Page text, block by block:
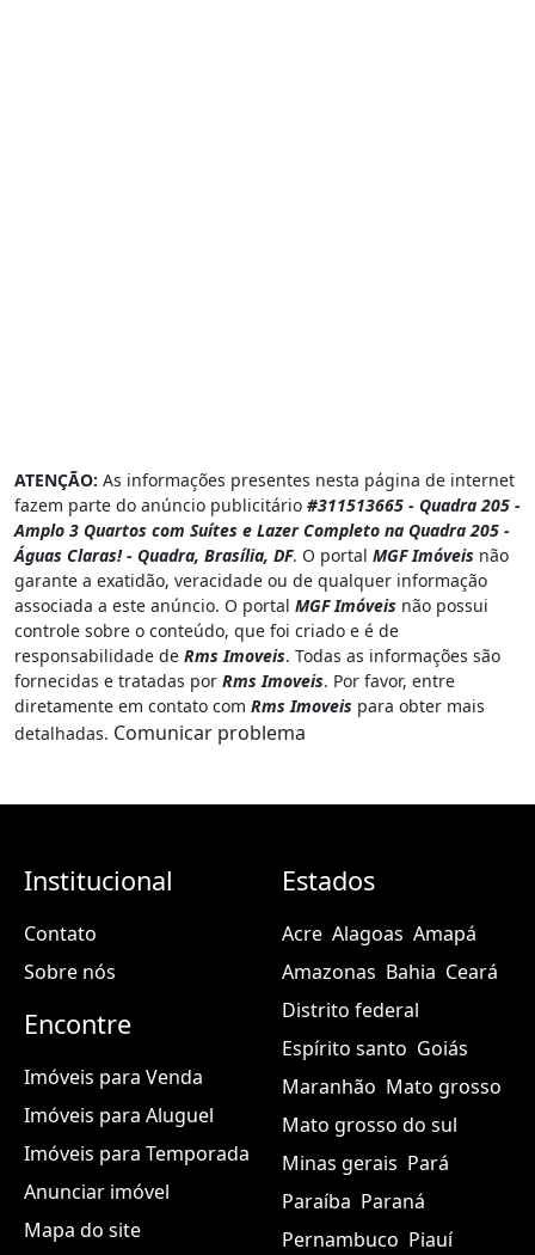
ATENÇÃO: As informações presentes nesta página de internet
fazem parte do anúncio publicitário #311513665 - Quadra 205 -
Amplo 3 Quartos com Suítes e Lazer Completo na Quadra 205 -
Águas Claras! - Quadra, Brasília, DF. O portal MGF Imóveis não
garante a exatidão, veracidade ou de qualquer informação
associada a este anúncio. O portal MGF Imóveis não possui
controle sobre o conteúdo, que foi criado e é de
responsabilidade de Rms Imoveis. Todas as informações são
fornecidas e tratadas por Rms Imoveis. Por favor, entre
diretamente em contato com Rms Imoveis para obter mais
detalhadas. Comunicar problema
Institucional
Contato
Sobre nós
Encontre
Imóveis para Venda
Imóveis para Aluguel
Imóveis para Temporada
Anunciar imóvel
Mapa do site
Estados
Acre Alagoas Amapá
Amazonas Bahia Ceará
Distrito federal
Espírito santo Goiás
Maranhão Mato grosso
Mato grosso do sul
Minas gerais Pará
Paraíba Paraná
Pernambuco Piauí